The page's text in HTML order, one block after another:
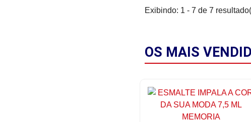
Exibindo: 1 - 7 de 7
OS MAIS